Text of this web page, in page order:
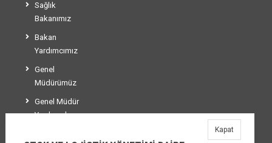
Sağlık
Bakanımız
Bakan
Yardımcımız
Genel
Müdürümüz
Genel Müdür
Yardımcılarımız
Kapat